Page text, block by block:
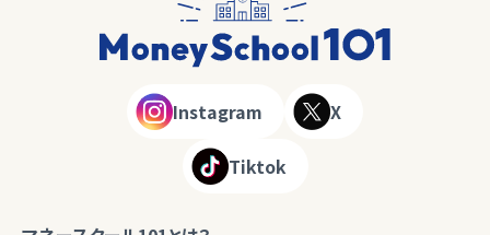
Instagram X
Tiktok